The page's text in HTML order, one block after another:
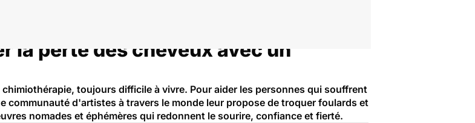
la perte des cheveux avec un
toujours difficile à vivre. Pour aider les personnes qui souffrent
communauté d'artistes à travers le monde leur propose de troquer foulards et
nomades et éphémères qui redonnent le sourire, confiance et fierté.